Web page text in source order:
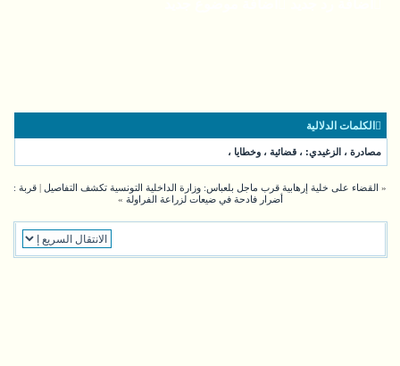
الكلمات الدلالية
مصادرة ، الزغيدي: ،قضائية ،وخطايا ،
« القضاء على خلية إرهابية قرب ماجل بلعباس: وزارة الداخلية التونسية تكشف التفاصيل | قربة :
أضرار فادحة في ضيعات لزراعة الفراولة »